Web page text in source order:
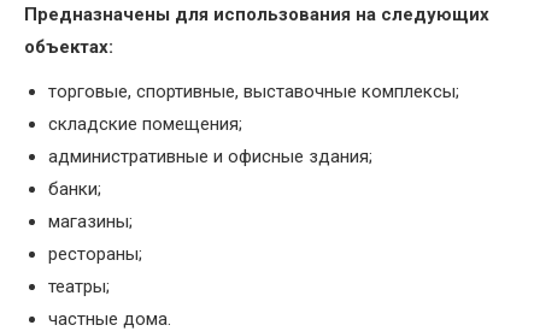
Предназначены для использования на следующих
объектах:
торговые, спортивные, выставочные комплексы;
складские помещения;
административные и офисные здания;
банки;
магазины;
рестораны;
театры;
частные дома.